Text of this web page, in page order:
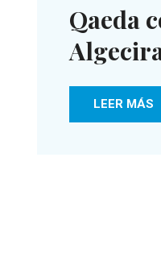
Qaeda
LEER MÁS